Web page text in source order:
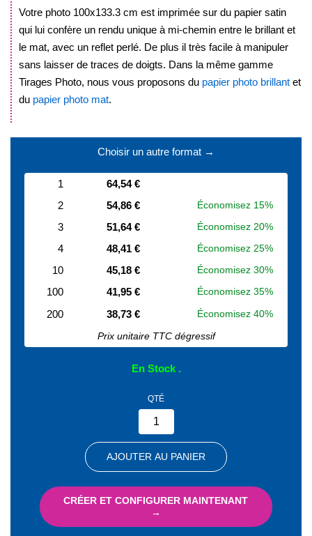
beginning
of
the
images
gallery
Votre photo 100x133.3 cm est imprimée sur du papier satin
qui lui confère un rendu unique à mi-chemin entre le brillant et
le mat, avec un reflet perlé. De plus il très facile à manipuler
sans laisser de traces de doigts. Dans la même gamme
Tirages Photo, nous vous proposons du papier photo brillant et
du papier photo mat.
Choisir un autre format →
1
64,54 €
2
54,86 € Économisez 15%
3 51,64 € Économisez 20%
4 48,41 € Économisez 25%
10 45,18 € Économisez 30%
100 41,95 € Économisez 35%
200 38,73 €
Économisez 40%
Prix unitaire TTC dégressif
En Stock
QTÉ
AJOUTER AU PANIER
CRÉER ET CONFIGURER MAINTENANT
→